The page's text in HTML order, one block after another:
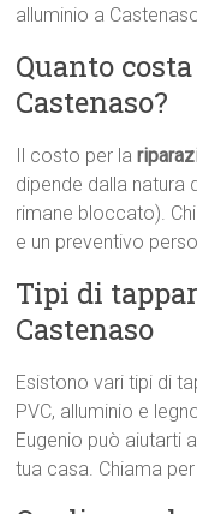
alluminio a
Quanto
Castenaso?
Il costo per la
dipende dalla natura
rimane bloccato).
e un preventivo
Tipi di
Castenaso
Esistono vari tipi di
PVC, alluminio e
Eugenio può aiutarti
tua casa. Chiama